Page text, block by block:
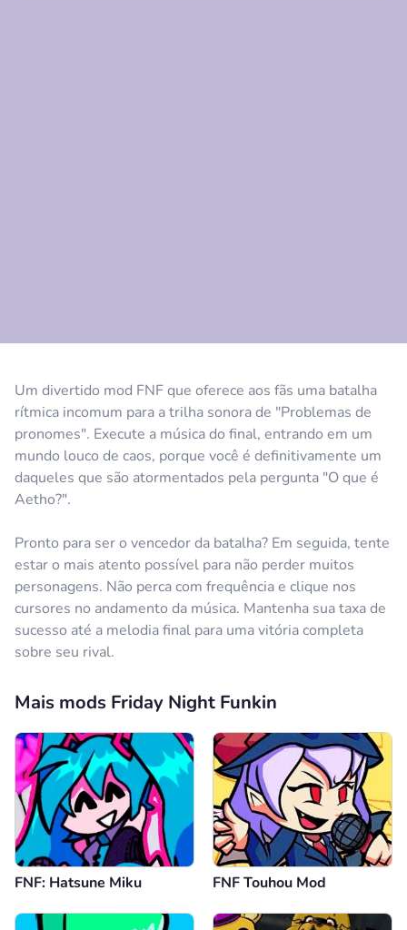
Um divertido mod FNF que oferece aos fãs uma batalha
rítmica incomum para a trilha sonora de "Problemas de
pronomes". Execute a música do final, entrando em um
mundo louco de caos, porque você é definitivamente um
daqueles que são atormentados pela pergunta "O que é
Aetho?".
Pronto para ser o vencedor da batalha? Em seguida, tente
estar o mais atento possível para não perder muitos
personagens. Não perca com frequência e clique nos
cursores no andamento da música. Mantenha sua taxa de
sucesso até a melodia final para uma vitória completa
sobre seu rival.
Mais mods Friday Night Funkin
FNF: Hatsune Miku FNF Touhou Mod